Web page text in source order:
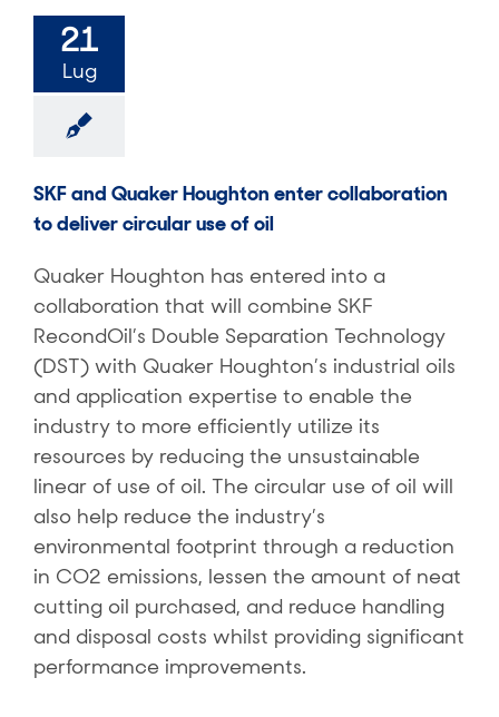
21
Lug
SKF and Quaker Houghton enter collaboration
to deliver circular use of oil
Quaker Houghton has entered into a
collaboration that will combine SKF
RecondOil’s Double Separation Technology
(DST) with Quaker Houghton’s industrial oils
and application expertise to enable the
industry to more efficiently utilize its
resources by reducing the unsustainable
linear of use of oil. The circular use of oil will
also help reduce the industry’s
environmental footprint through a reduction
in CO2 emissions, lessen the amount of neat
cutting oil purchased, and reduce handling
and disposal costs whilst providing significant
performance improvements.